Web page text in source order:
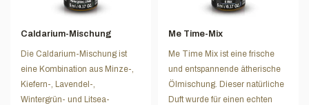
Caldarium-Mischung
Die Caldarium-Mischung ist
eine Kombination aus Minze-,
Kiefern-, Lavendel-,
Wintergrün- und Litsea-
Me Time-Mix
Me Time Mix ist eine frische
und entspannende ätherische
Ölmischung. Dieser natürliche
Duft wurde für einen echten